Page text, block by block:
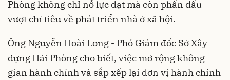
Phòng không chỉ nỗ lực đạt mà còn phấn đấu
vượt chỉ tiêu về phát triển nhà ở xã hội.
Ông Nguyễn Hoài Long - Phó Giám đốc Sở Xây
dựng Hải Phòng cho biết, việc mở rộng không
gian hành chính và sắp xếp lại đơn vị hành chính